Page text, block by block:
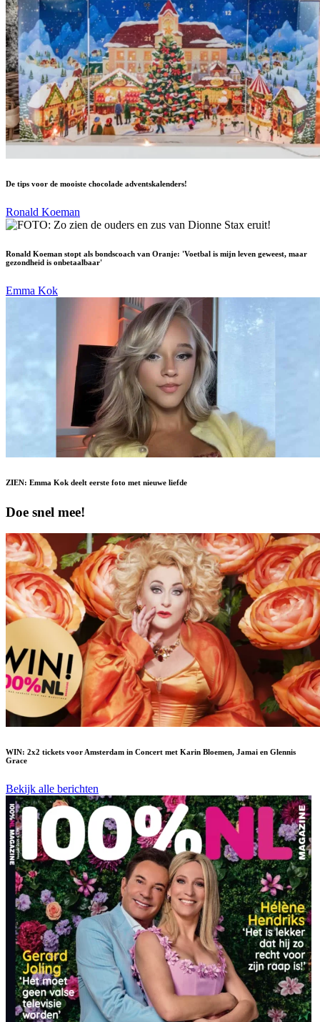
De tips voor de mooiste chocolade adventskalenders!
Ronald Koeman
Ronald Koeman stopt als bondscoach van Oranje: 'Voetbal is mijn leven geweest, maar
gezondheid is onbetaalbaar'
Emma Kok
ZIEN: Emma Kok deelt eerste foto met nieuwe liefde
Doe snel mee!
WIN: 2x2 tickets voor Amsterdam in Concert met Karin Bloemen, Jamai en Glennis
Grace
Bekijk alle berichten